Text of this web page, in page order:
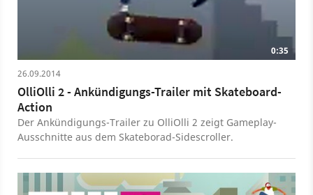
0:35
26.09.2014
OlliOlli 2 - Ankündigungs-Trailer mit Skateboard-
Action
Der Ankündigungs-Trailer zu OlliOlli 2 zeigt Gameplay-
Ausschnitte aus dem Skateborad-Sidescroller.